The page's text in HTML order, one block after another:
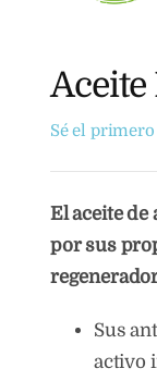
Aceite
Sé el
El aceite de
por sus
Sus
activo